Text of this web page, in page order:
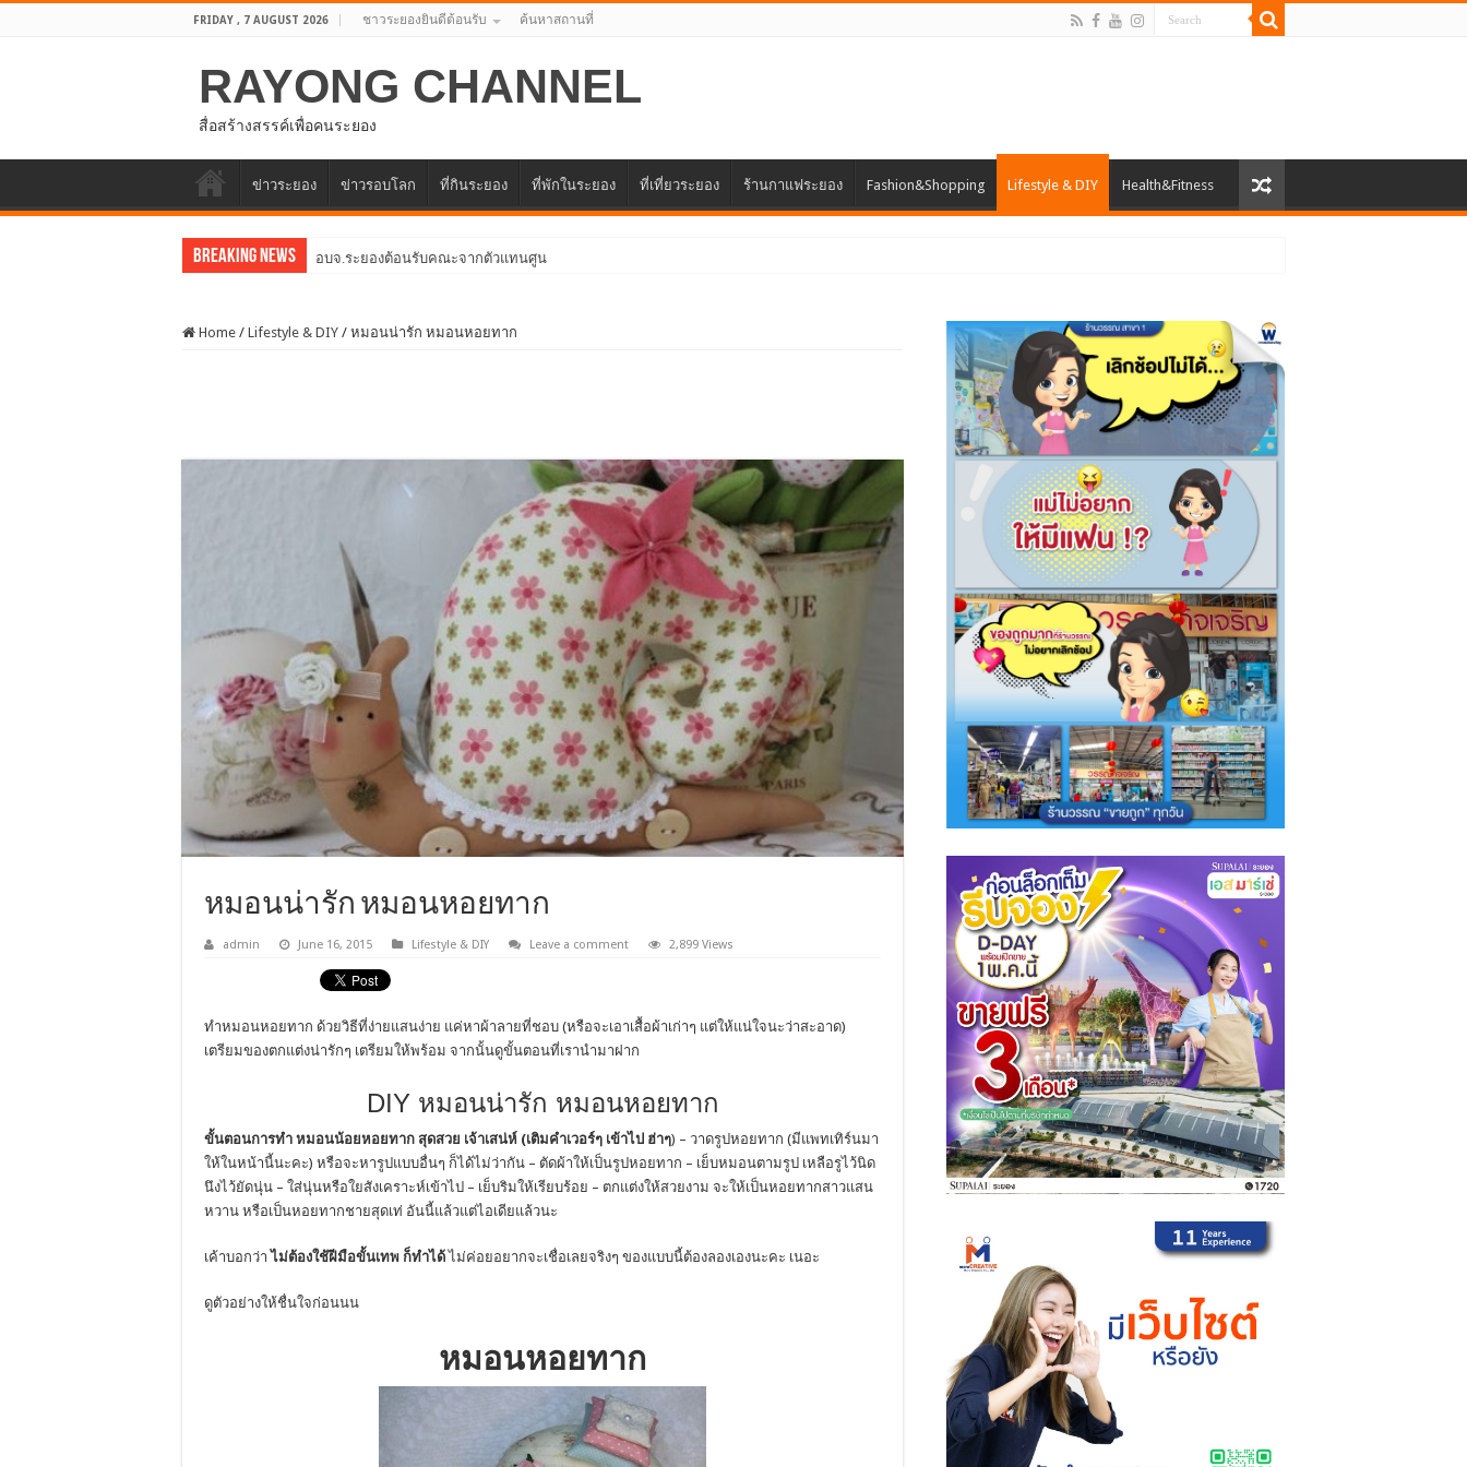
FRIDAY , 7 AUGUST 2026 ชาวระยองยินดีต้อนรับ ค้นหาสถานที่
RAYONG CHANNEL
สื่อสร้างสรรค์เพื่อคนระยอง
ข่าวระยอง ข่าวรอบโลก ที่กินระยอง ที่พักในระยอง ที่เที่ยวระยอง ร้านกาแฟระยอง Fashion&Shopping Lifestyle & DIY Health&Fitness
Breaking News อบจ.ระยองต้อนรับคณะจากตัวแทนศูนย์ธุรกิจจีน – อาเซียน (CABC)
Home / Lifestyle & DIY / หมอนน่ารัก หมอนหอยทาก
หมอนน่ารัก หมอนหอยทาก
admin June 16, 2015 Lifestyle & DIY Leave a comment 2,899 Views
ทำหมอนหอยทาก ด้วยวิธีที่ง่ายแสนง่าย แค่หาผ้าลายที่ชอบ (หรือจะเอาเสื้อผ้าเก่าๆ แต่ให้แน่ใจนะว่าสะอาด)
เตรียมของตกแต่งน่ารักๆ เตรียมให้พร้อม จากนั้นดูขั้นตอนที่เรานำมาฝาก
DIY หมอนน่ารัก หมอนหอยทาก
ขั้นตอนการทำ หมอนน้อยหอยทาก สุดสวย เจ้าเสน่ห์ (เติมคำเวอร์ๆ เข้าไป ฮ่าๆ) – วาดรูปหอยทาก (มีแพทเทิร์นมา
ให้ในหน้านี้นะคะ) หรือจะหารูปแบบอื่นๆ ก็ได้ไม่ว่ากัน – ตัดผ้าให้เป็นรูปหอยทาก – เย็บหมอนตามรูป เหลือรูไว้นิด
นึงไว้ยัดนุ่น – ใส่นุ่นหรือใยสังเคราะห์เข้าไป – เย็บริมให้เรียบร้อย – ตกแต่งให้สวยงาม จะให้เป็นหอยทากสาวแสน
หวาน หรือเป็นหอยทากชายสุดเท่ อันนี้แล้วแต่ไอเดียแล้วนะ
เค้าบอกว่าไม่ต้องใช้ฝีมือขั้นเทพ ก็ทำได้ไม่ค่อยอยากจะเชื่อเลยจริงๆ ของแบบนี้ต้องลองเองนะคะ เนอะ
ดูตัวอย่างให้ชื่นใจก่อนนน
หมอนหอยทาก